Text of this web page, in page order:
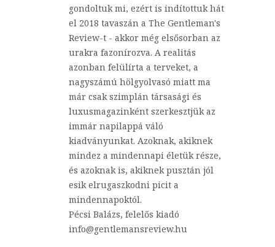
gondoltuk mi, ezért is indítottuk hát
el 2018 tavaszán a The Gentleman's
Review-t - akkor még elsősorban az
urakra fazonírozva. A realitás
azonban felülírta a terveket, a
nagyszámú hölgyolvasó miatt ma
már csak szimplán társasági és
luxusmagazinként szerkesztjük az
immár napilappá váló
kiadványunkat. Azoknak, akiknek
mindez a mindennapi életük része,
és azoknak is, akiknek pusztán jól
esik elrugaszkodni picit a
mindennapoktól.
Pécsi Balázs, felelős kiadó
info@gentlemansreview.hu